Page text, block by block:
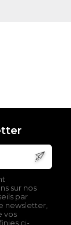
sur nos
par
newsletter,
vos
ci-